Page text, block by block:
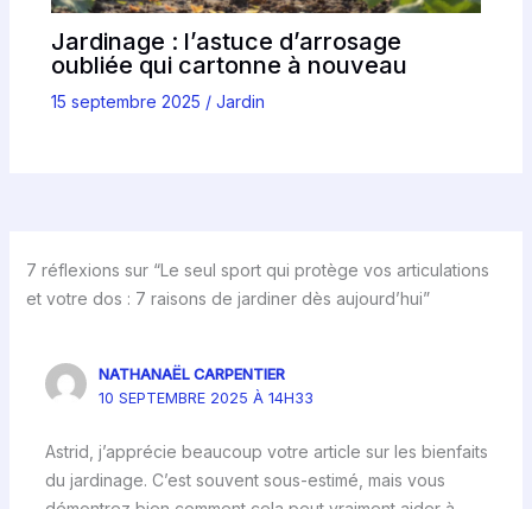
Jardinage : l’astuce d’arrosage
oubliée qui cartonne à nouveau
15 septembre 2025 / Jardin
7 réflexions sur “Le seul sport qui protège vos articulations
et votre dos : 7 raisons de jardiner dès aujourd’hui”
NATHANAËL CARPENTIER
10 SEPTEMBRE 2025 À 14H33
Astrid, j’apprécie beaucoup votre article sur les bienfaits
du jardinage. C’est souvent sous-estimé, mais vous